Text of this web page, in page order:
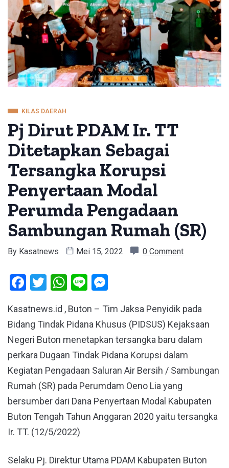
KILAS DAERAH
Pj Dirut PDAM Ir. TT
Ditetapkan Sebagai
Tersangka Korupsi
Penyertaan Modal
Perumda Pengadaan
Sambungan Rumah (SR)
By Kasatnews Mei 15, 2022 0 Comment
Facebook
Twitter
WhatsApp
Line
Kasatnews.id , Buton – Tim Jaksa Penyidik pada
Bidang Tindak Pidana Khusus (PIDSUS) Kejaksaan
Negeri Buton menetapkan tersangka baru dalam
perkara Dugaan Tindak Pidana Korupsi dalam
Kegiatan Pengadaan Saluran Air Bersih / Sambungan
Rumah (SR) pada Perumdam Oeno Lia yang
bersumber dari Dana Penyertaan Modal Kabupaten
Buton Tengah Tahun Anggaran 2020 yaitu tersangka
Ir. TT. (12/5/2022)
Selaku Pj. Direktur Utama PDAM Kabupaten Buton